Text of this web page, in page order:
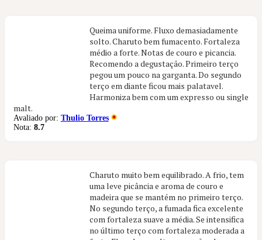
Queima uniforme. Fluxo demasiadamente
solto. Charuto bem fumacento. Fortaleza
médio a forte. Notas de couro e picancia.
Recomendo a degustação. Primeiro terço
pegou um pouco na garganta. Do segundo
terço em diante ficou mais palatavel.
Harmoniza bem com um expresso ou single
malt.
Avaliado por: Thulio Torres
Nota: 8.7
Charuto muito bem equilibrado. A frio, tem
uma leve picância e aroma de couro e
madeira que se mantém no primeiro terço.
No segundo terço, a fumada fica excelente
com fortaleza suave a média. Se intensifica
no último terço com fortaleza moderada a